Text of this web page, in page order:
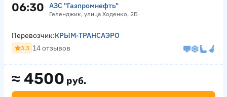
06:30 АЗС "Газпромнефть"
Геленджик, улица Ходенко, 2Б
≈ 4500 руб.
Перевозчик:КРЫМ-ТРАНСАЭРО
3.3 14 отзывов